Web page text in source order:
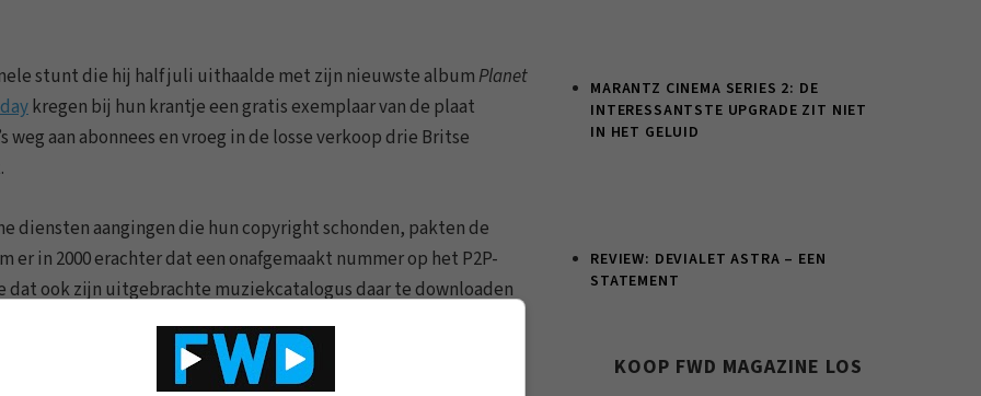
stunt die hij half juli uithaalde met zijn nieuwste albumPlanet
kregen bij hun krantje een gratis exemplaar van de plaat
aan abonnees en vroeg in de losse verkoop drie Britse
diensten aangingen die hun copyright schonden, pakten de
er in 2000 erachter dat een onafgemaakt nummer op het P2P-
ook zijn uitgebrachte muziekcatalogus daar te downloaden
gebruikers te verbannen en haalde zich
op de hals. De leden van Metallica, die volgens de
, werden afgebeeld als geldwolven en het kostte de band veel
MARANTZ CINEMA SERIES 2: DE
INTERESSANTSTE UPGRADE ZIT NIET
IN HET GELUID
REVIEW: DEVIALET ASTRA – EEN
STATEMENT
KOOP FWD MAGAZINE LOS